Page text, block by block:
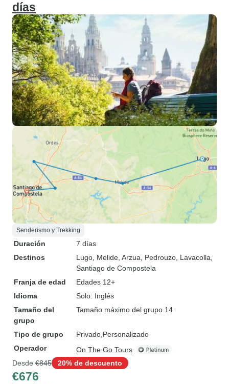
días
Senderismo y Trekking
Duración
7 días
Destinos
Lugo , Melide , Arzua , Pedrouzo , Lavacolla
Santiago de Compostela
Franja de edad
Edades 12+
Idioma
Solo: Inglés
Tamaño del
grupo
Tamaño máximo del grupo 14
Tipo de grupo Privado Personalizado
Operador
On The Go Tours
Desde €845 20% de descuento
€676